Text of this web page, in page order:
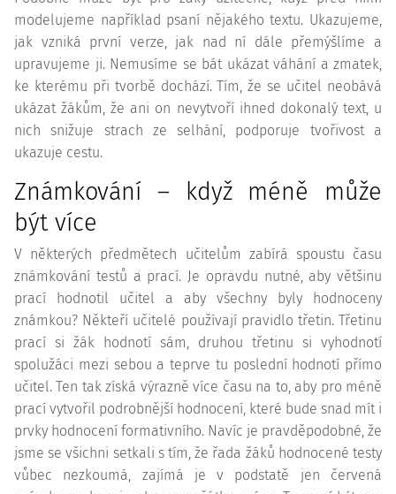
modelujeme například psaní nějakého textu. Ukazujeme,
jak vzniká první verze, jak nad ní dále přemýšlíme a
upravujeme ji. Nemusíme se bát ukázat váhání a zmatek,
ke kterému při tvorbě dochází. Tím, že se učitel neobává
ukázat žákům, že ani on nevytvoří ihned dokonalý text, u
nich snižuje strach ze selhání, podporuje tvořivost a
ukazuje cestu.
Známkování – když méně může
být více
V některých předmětech učitelům zabírá spoustu času
známkování testů a prací. Je opravdu nutné, aby většinu
prací hodnotil učitel a aby všechny byly hodnoceny
známkou? Někteří učitelé používají pravidlo třetin. Třetinu
prací si žák hodnotí sám, druhou třetinu si vyhodnotí
spolužáci mezi sebou a teprve tu poslední hodnotí přímo
učitel. Ten tak získá výrazně více času na to, aby pro méně
prací vytvořil podrobnější hodnocení, které bude snad mít i
prvky hodnocení formativního. Navíc je pravděpodobné, že
jsme se všichni setkali s tím, že řada žáků hodnocené testy
vůbec nezkoumá, zajímá je v podstatě jen červená